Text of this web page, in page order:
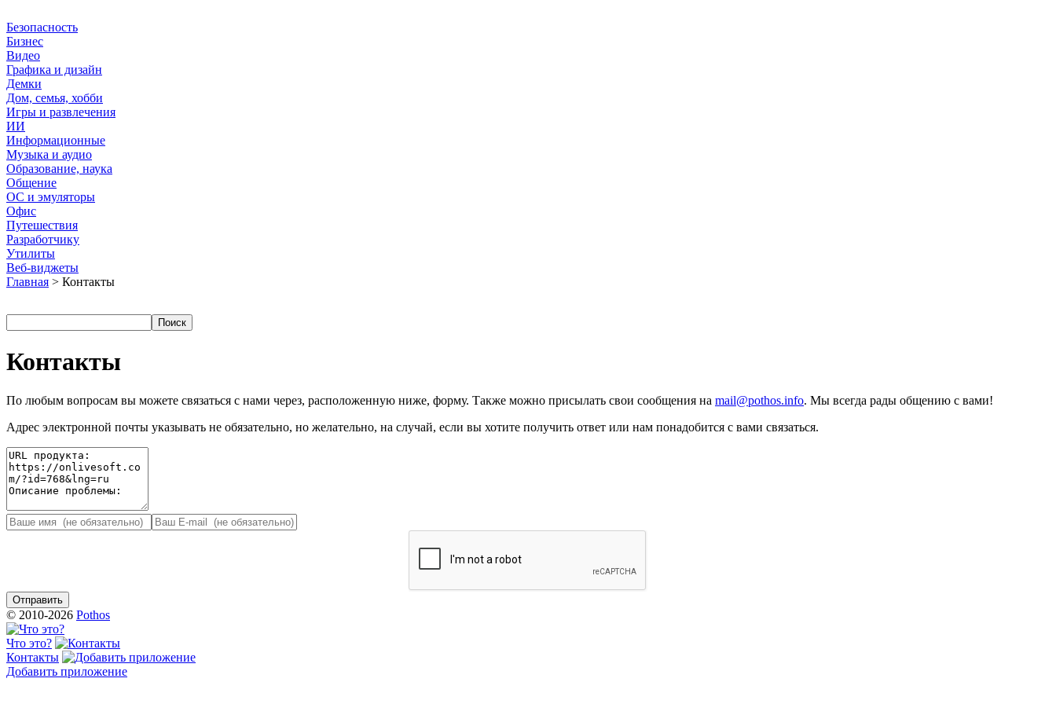
Безопасность
Бизнес
Видео
Графика и дизайн
Демки
Дом, семья, хобби
Игры и развлечения
ИИ
Информационные
Музыка и аудио
Образование, наука
Общение
ОС и эмуляторы
Офис
Путешествия
Разработчику
Утилиты
Веб-виджеты
Главная > Контакты
Контакты
По любым вопросам вы можете связаться с нами через, расположенную ниже, форму. Также можно присылать свои сообщения на mail@pothos.info. Мы всегда рады общению с вами!
Адрес электронной почты указывать не обязательно, но желательно, на случай, если вы хотите получить ответ или нам понадобится с вами связаться.
© 2010-2026 Pothos
Что это?
Контакты
Добавить приложение